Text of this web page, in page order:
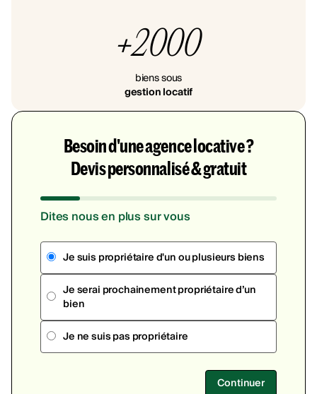
+2000
biens sous
gestion locatif
Besoin d'une agence locative ?
Devis personnalisé & gratuit
Dites nous en plus sur vous
Je suis propriétaire d'un ou plusieurs biens
Je serai prochainement propriétaire d’un
bien
Je ne suis pas propriétaire
Continuer